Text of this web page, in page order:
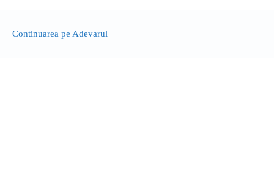
Continuarea pe Adevarul